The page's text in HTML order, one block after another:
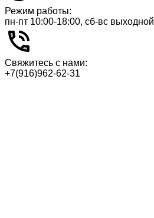
Режим работы:
пн-пт 10:00-18:00, сб-вс выходной
Свяжитесь с нами:
+7(916)962-62-31